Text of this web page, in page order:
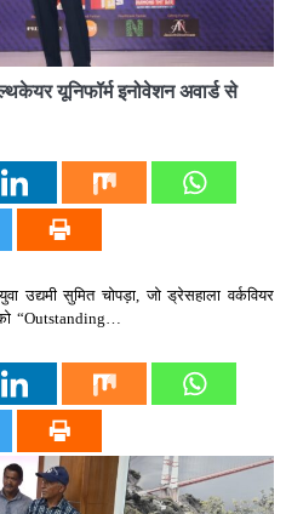
यूनिफॉर्म इनोवेशन अवार्ड से
सुमित चोपड़ा, जो ड्रेसहाला वर्कवियर
“Outstanding…